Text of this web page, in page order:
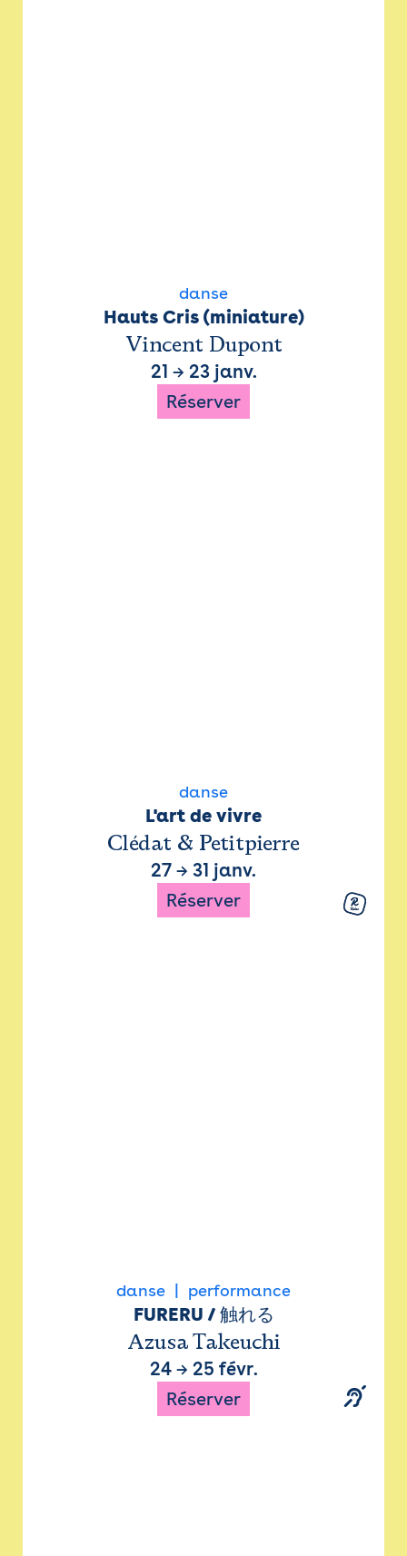
danse
Hauts Cris (miniature)
Vincent Dupont
21 → 23 janv.
Réserver
danse
L'art de vivre
Clédat & Petitpierre
27 → 31 janv.
Réserver
danse performance
FURERU / 触れる
Azusa Takeuchi
24→ 25 févr.
Réserver